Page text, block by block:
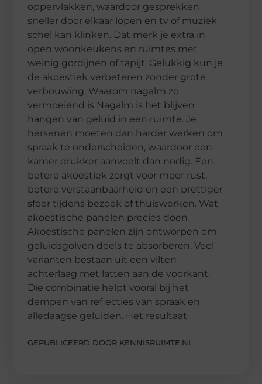
oppervlakken, waardoor gesprekken
sneller door elkaar lopen en tv of muziek
schel kan klinken. Dat merk je extra in
open woonkeukens en ruimtes met
weinig gordijnen of tapijt. Gelukkig kun je
de akoestiek verbeteren zonder grote
verbouwing. Waarom nagalm zo
vermoeiend is Nagalm is het blijven
hangen van geluid in een ruimte. Je
hersenen moeten dan harder werken om
spraak te onderscheiden, waardoor een
kamer drukker aanvoelt dan nodig. Een
betere akoestiek zorgt voor meer rust,
betere verstaanbaarheid en een prettiger
sfeer tijdens bezoek of thuiswerken. Wat
akoestische panelen precies doen
Akoestische panelen zijn ontworpen om
geluidsgolven deels te absorberen. Veel
varianten bestaan uit een vilten
achterlaag met latten aan de voorkant.
Die combinatie helpt vooral bij het
dempen van reflecties van spraak en
alledaagse geluiden. Het resultaat
GEPUBLICEERD DOOR KENNISRUIMTE.NL